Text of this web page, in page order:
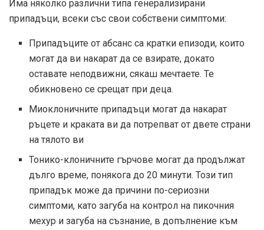
Има няколко различни типа генерализирани
припадъци, всеки със свои собствени симптоми:
Припадъците от абсанс са кратки епизоди, които
могат да ви накарат да се взирате, докато
оставате неподвижни, сякаш мечтаете. Те
обикновено се срещат при деца.
Миоклоничните припадъци могат да накарат
ръцете и краката ви да потрепват от двете страни
на тялото ви
Тонико-клоничните гърчове могат да продължат
дълго време, понякога до 20 минути. Този тип
припадък може да причини по-сериозни
симптоми, като загуба на контрол на пикочния
мехур и загуба на съзнание, в допълнение към